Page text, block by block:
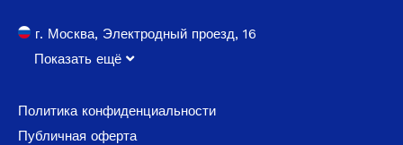
г. Москва, Электродный проезд, 16
Показать ещё
Политика конфиденциальности
Публичная оферта